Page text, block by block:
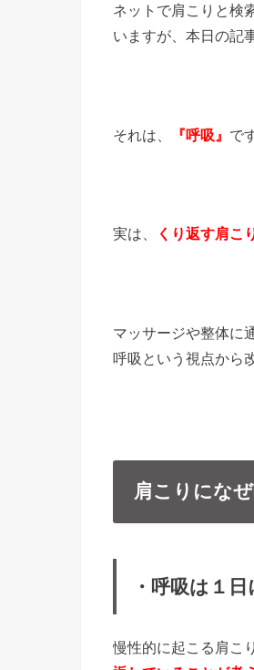
ネットで肩こりと検
いますが、本日の記
それは、 『呼吸』 で
実は、 くり返す肩こ
マッサージや整体に
呼吸という視点から
肩こりにな
・呼吸は１
慢性的に起こる肩こ